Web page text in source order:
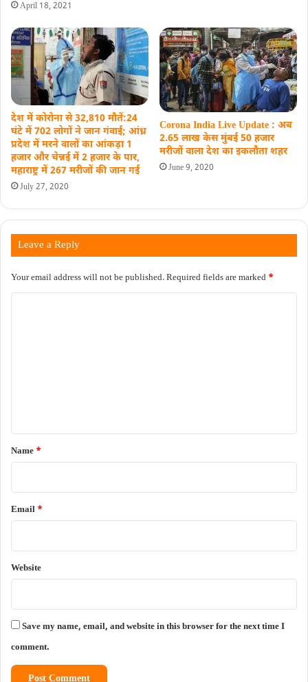
April 18, 2021
देश में कोरोना से 32,810 मौतें:24
घंटे में 702 लोगों ने जान गंवाई; आंध्र
प्रदेश में मरने वालों का आंकड़ा 1
हजार और चेन्नई में 2 हजार के पार,
महाराष्ट्र में 267 मरीजों की जान गई
July 27, 2020
Corona India Live Update : अब
2.65 लाख केस मुंबई 50 हजार
मरीजों वाला देश का इकलौता शहर
June 9, 2020
Leave a Reply
Your email address will not be published.Required fields are marked *
*
Name *
Email *
Website
Save my name, email, and website in this browser for the next time I
comment.